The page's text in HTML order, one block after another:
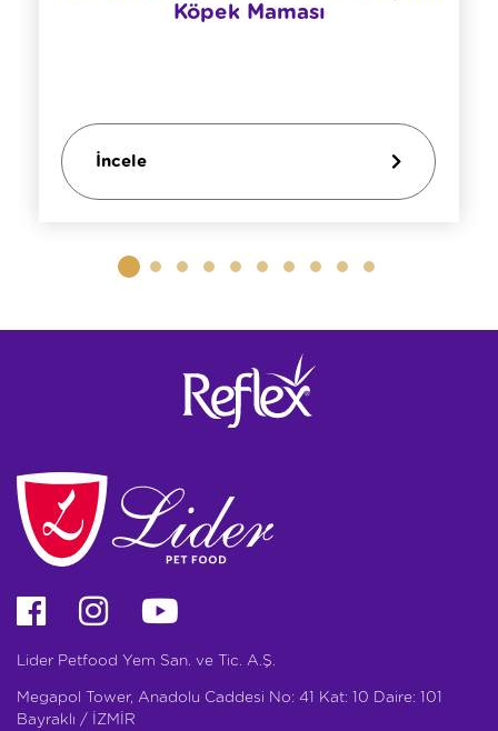
Köpek Maması
İncele
Lider Petfood Yem San. ve Tic. A.Ş.
Megapol Tower, Anadolu Caddesi No: 41 Kat: 10 Daire: 101
Bayraklı / İZMİR